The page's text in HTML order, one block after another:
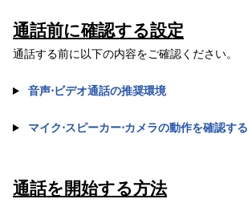
通話前に確認する設定
通話する前に以下の内容をご確認ください。
音声⋅ビデオ通話の推奨環境
マイク⋅スピーカー⋅カメラの動作を確認する
通話を開始する方法